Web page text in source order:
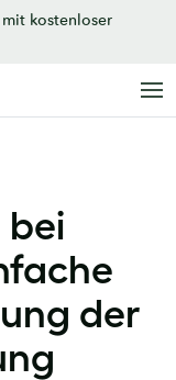
kostenloser
bei
der